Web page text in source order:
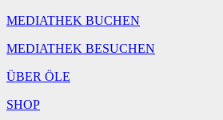
MEDIATHEK BUCHEN
MEDIATHEK BESUCHEN
ÜBER ÖLE
SHOP